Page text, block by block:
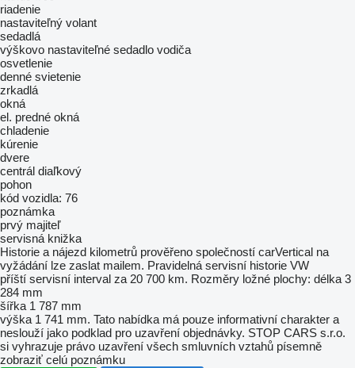
riadenie
nastaviteľný volant
sedadlá
výškovo nastaviteľné sedadlo vodiča
osvetlenie
denné svietenie
zrkadlá
okná
el. predné okná
chladenie
kúrenie
dvere
centrál diaľkový
pohon
kód vozidla: 76
poznámka
prvý majiteľ
servisná knižka
Historie a nájezd kilometrů prověřeno společností carVertical na
vyžádání lze zaslat mailem. Pravidelná servisní historie VW
příští servisní interval za 20 700 km. Rozměry ložné plochy: délka 3
284 mm
šířka 1 787 mm
výška 1 741 mm. Tato nabídka má pouze informativní charakter a
neslouží jako podklad pro uzavření objednávky. STOP CARS s.r.o.
si vyhrazuje právo uzavření všech smluvních vztahů písemně
zobraziť celú poznámku